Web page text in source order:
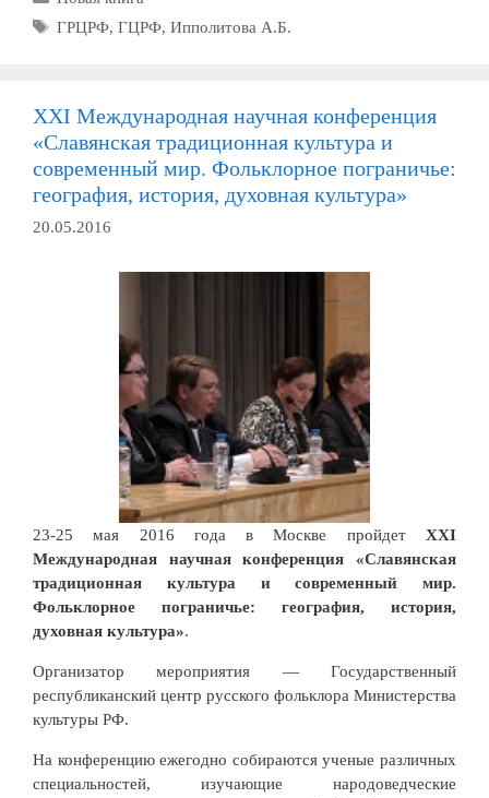
Метки
ГРЦРФ, ГЦРФ, Ипполитова А.Б.
ХХI Международная научная конференция
«Славянская традиционная культура и
современный мир. Фольклорное пограничье:
география, история, духовная культура»
20.05.2016
23-25 мая 2016 года в Москве пройдет ХХI
Международная научная конференция «Славянская
традиционная культура и современный мир.
Фольклорное пограничье: география, история,
духовная культура».
Организатор мероприятия — Государственный
республиканский центр русского фольклора Министерства
культуры РФ.
На конференцию ежегодно собираются ученые различных
специальностей, изучающие народоведческие